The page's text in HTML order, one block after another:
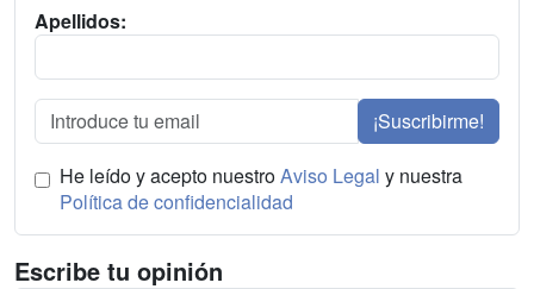
Apellidos:
¡Suscribirme!
He leído y acepto nuestroAviso Legal y nuestra
Política de confidencialidad
Escribe tu opinión